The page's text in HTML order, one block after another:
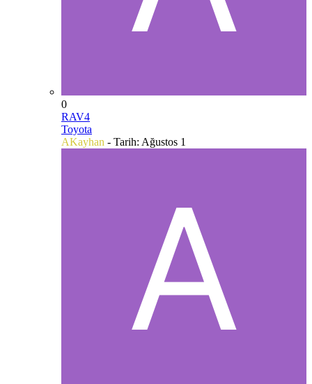
0
RAV4
Toyota
AKayhan - Tarih: Ağustos 1